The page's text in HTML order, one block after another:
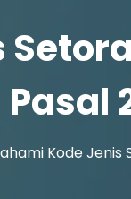
Pasal
Kode Jenis